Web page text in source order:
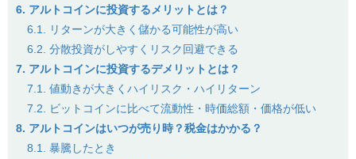
6. アルトコインに投資するメリットとは？
6.1. リターンが大きく儲かる可能性が高い
6.2. 分散投資がしやすくリスク回避できる
7. アルトコインに投資するデメリットとは？
7.1. 値動きが大きくハイリスク・ハイリターン
7.2. ビットコインに比べて流動性・時価総額・価格が低い
8. アルトコインはいつが売り時？税金はかかる？
8.1. 暴騰したとき